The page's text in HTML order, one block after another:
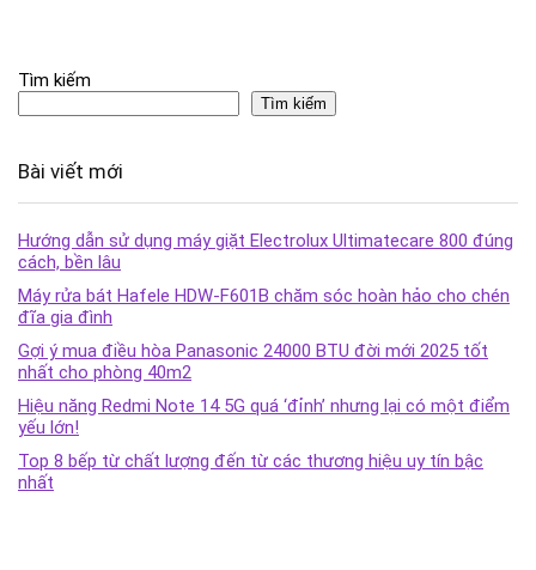
Tìm kiếm
Tìm kiếm
Bài viết mới
Hướng dẫn sử dụng máy giặt Electrolux Ultimatecare 800 đúng
cách, bền lâu
Máy rửa bát Hafele HDW-F601B chăm sóc hoàn hảo cho chén
đĩa gia đình
Gợi ý mua điều hòa Panasonic 24000 BTU đời mới 2025 tốt
nhất cho phòng 40m2
Hiệu năng Redmi Note 14 5G quá ‘đỉnh’ nhưng lại có một điểm
yếu lớn!
Top 8 bếp từ chất lượng đến từ các thương hiệu uy tín bậc
nhất